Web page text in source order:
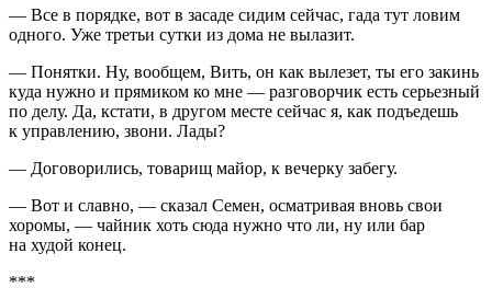
— Все в порядке, вот в засаде сидим сейчас, гада тут ловим
одного. Уже третьи сутки из дома не вылазит.
— Понятки. Ну, вообщем, Вить, он как вылезет, ты его закинь
куда нужно и прямиком ко мне — разговорчик есть серьезный
по делу. Да, кстати, в другом месте сейчас я, как подъедешь
к управлению, звони. Лады?
— Договорились, товарищ майор, к вечерку забегу.
— Вот и славно, — сказал Семен, осматривая вновь свои
хоромы, — чайник хоть сюда нужно что ли, ну или бар
на худой конец.
***